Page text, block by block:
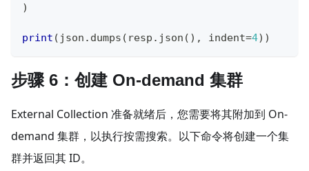
)
print ( json . dumps ( resp . json ( ) , indent=4) )
步骤 6：创建 On-demand 集群
External Collection 准备就绪后，您需要将其附加到 On-
demand 集群，以执行按需搜索。以下命令将创建一个集
群并返回其 ID。